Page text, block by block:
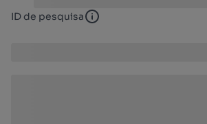
ID de pesquisa ID de pesquisa